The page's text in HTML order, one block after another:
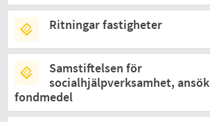
Ritningar fastigheter
Samstiftelsen för
socialhjälpverksamhet,
fondmedel